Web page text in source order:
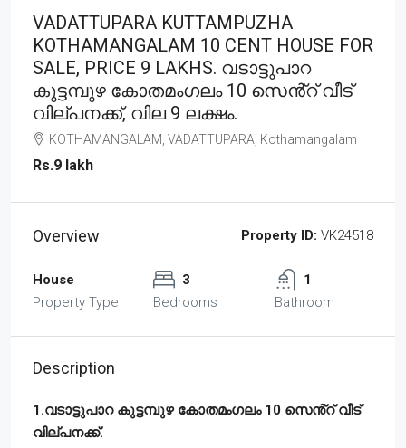
VADATTUPARA KUTTAMPUZHA
KOTHAMANGALAM 10 CENT HOUSE FOR
SALE, PRICE 9 LAKHS. വടാട്ടുപാറ
കുട്ടമ്പുഴ കോതമംഗലം 10 സെൻ്റ് വീട്
വില്പനക്ക്, വില 9 ലക്ഷം.
KOTHAMANGALAM, VADATTUPARA, Kothamangalam
Rs.9 lakh
Overview Property ID: VK24518
House
Property Type
3
Bedrooms
1
Bathroom
Description
1.വടാട്ടുപാറ കുട്ടമ്പുഴ കോതമംഗലം 10 സെൻ്റ് വീട്
വില്പനക്ക്.